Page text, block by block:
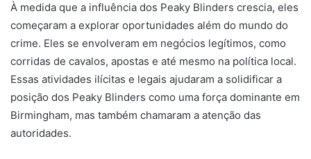
À medida que a influência dos Peaky Blinders crescia, eles
começaram a explorar oportunidades além do mundo do
crime. Eles se envolveram em negócios legítimos, como
corridas de cavalos, apostas e até mesmo na política local.
Essas atividades ilícitas e legais ajudaram a solidificar a
posição dos Peaky Blinders como uma força dominante em
Birmingham, mas também chamaram a atenção das
autoridades.